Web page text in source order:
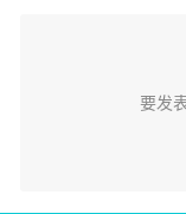
要发